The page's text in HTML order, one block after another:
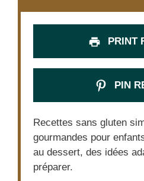
PRINT
PIN
Recettes sans gluten
gourmandes pour
au dessert, des idées
préparer.